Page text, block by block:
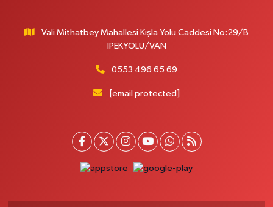
Beyazıt Mahallesi, Zeylan Caddesi No:46 A Erciş Van
Yol Tarifi Al
Mahmudiye Mahallesi, Atatürk Caddesi No:29 D Özalp Van
Otogar Eczanesi
İstasyon Mahallesi, Terminal Caddesi No:17 A Tuşba Van
Vali Mithatbey Mahallesi Kışla Yolu Caddesi No:29/B
İPEKYOLU/VAN
0553 496 65 69
[email protected]